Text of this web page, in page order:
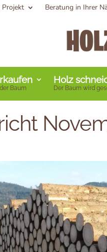
Projekt Beratung in Ihrer
Baum
Holz
Der Baum wird